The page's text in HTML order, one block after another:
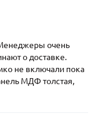
Менеджеры очень
о доставке.
не включали пока
МДФ толстая,